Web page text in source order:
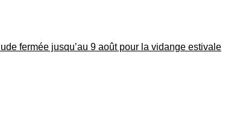
fermée jusqu’au 9 août pour la vidange estivale